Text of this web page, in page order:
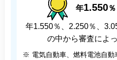
年1.550％
年1.550％、2.250％、
の中から審査によ
※ 電気自動車、燃料電池自動